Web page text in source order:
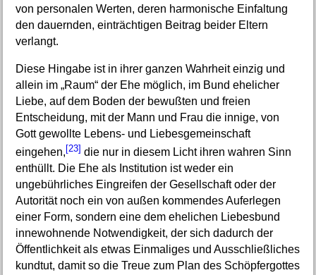
von personalen Werten, deren harmonische Einfaltung
den dauernden, einträchtigen Beitrag beider Eltern
verlangt.
Diese Hingabe ist in ihrer ganzen Wahrheit einzig und
allein im „Raum“ der Ehe möglich, im Bund ehelicher
Liebe, auf dem Boden der bewußten und freien
Entscheidung, mit der Mann und Frau die innige, von
Gott gewollte Lebens- und Liebesgemeinschaft
eingehen, [23] die nur in diesem Licht ihren wahren Sinn
enthüllt. Die Ehe als Institution ist weder ein
ungebührliches Eingreifen der Gesellschaft oder der
Autorität noch ein von außen kommendes Auferlegen
einer Form, sondern eine dem ehelichen Liebesbund
innewohnende Notwendigkeit, der sich dadurch der
Öffentlichkeit als etwas Einmaliges und Ausschließliches
kundtut, damit so die Treue zum Plan des Schöpfergottes